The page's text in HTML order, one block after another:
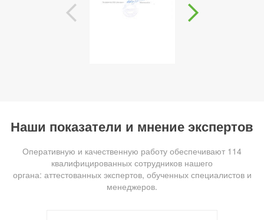
Наши показатели и мнение экспертов
Оперативную и качественную работу обеспечивают 114
квалифицированных сотрудников нашего
органа: аттестованных экспертов, обученных специалистов и
менеджеров.